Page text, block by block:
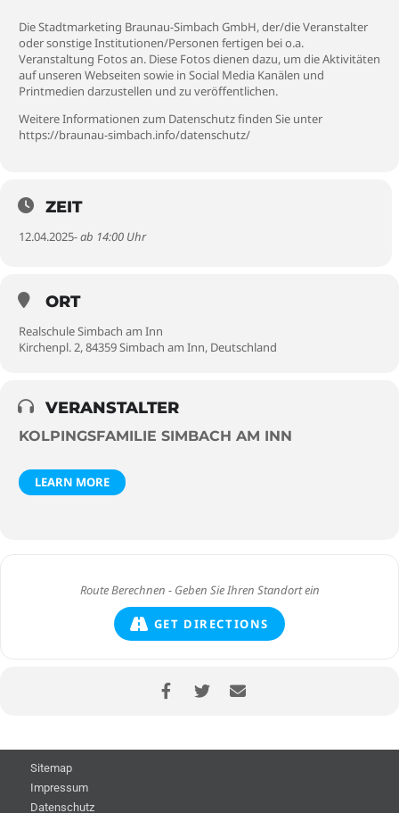
Die Stadtmarketing Braunau-Simbach GmbH, der/die Veranstalter
oder sonstige Institutionen/Personen fertigen bei o.a.
Veranstaltung Fotos an. Diese Fotos dienen dazu, um die Aktivitäten
auf unseren Webseiten sowie in Social Media Kanälen und
Printmedien darzustellen und zu veröffentlichen.
Weitere Informationen zum Datenschutz finden Sie unter
https://braunau-simbach.info/datenschutz/
ZEIT
12.04.2025- ab 14:00 Uhr
ORT
Realschule Simbach am Inn
Kirchenpl. 2, 84359 Simbach am Inn, Deutschland
VERANSTALTER
KOLPINGSFAMILIE SIMBACH AM INN
LEARN MORE
GET DIRECTIONS
Sitemap
Impressum
Datenschutz